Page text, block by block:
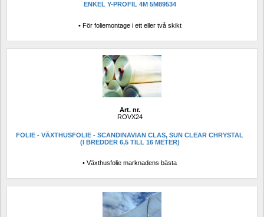
ENKEL Y-PROFIL 4M 5M89534
• För foliemontage i ett eller två skikt
Art. nr.
ROVX24
FOLIE - VÄXTHUSFOLIE - SCANDINAVIAN CLAS, SUN CLEAR CHRYSTAL
(I BREDDER 6,5 TILL 16 METER)
• Växthusfolie marknadens bästa